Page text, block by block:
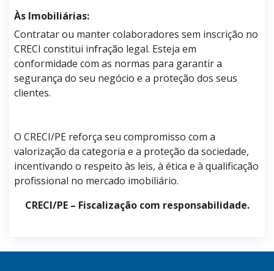
Às Imobiliárias:
Contratar ou manter colaboradores sem inscrição no
CRECI constitui infração legal. Esteja em
conformidade com as normas para garantir a
segurança do seu negócio e a proteção dos seus
clientes.
O CRECI/PE reforça seu compromisso com a
valorização da categoria e a proteção da sociedade,
incentivando o respeito às leis, à ética e à qualificação
profissional no mercado imobiliário.
CRECI/PE – Fiscalização com responsabilidade.